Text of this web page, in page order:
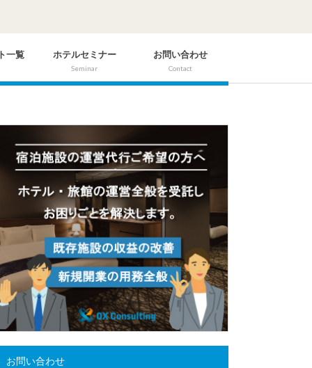
一覧 ホテルセミナー
Seminar
お問い合わせ
Contact
お問い合わせ